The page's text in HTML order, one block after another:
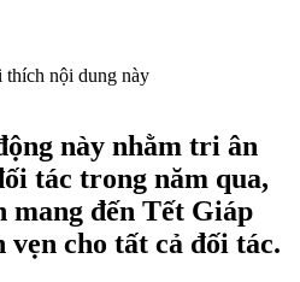
nội dung này
này nhằm tri ân
tác trong năm qua,
mang đến Tết Giáp
cho tất cả đối tác.